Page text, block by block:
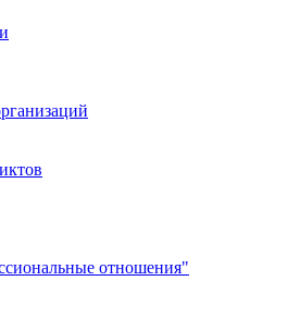
отношения"